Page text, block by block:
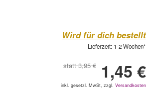
Wird für dich bestellt
Lieferzeit: 1-2 Wochen*
1,45 €
statt 3,95 €
inkl. gesetzl. MwSt, zzgl. Versandkosten